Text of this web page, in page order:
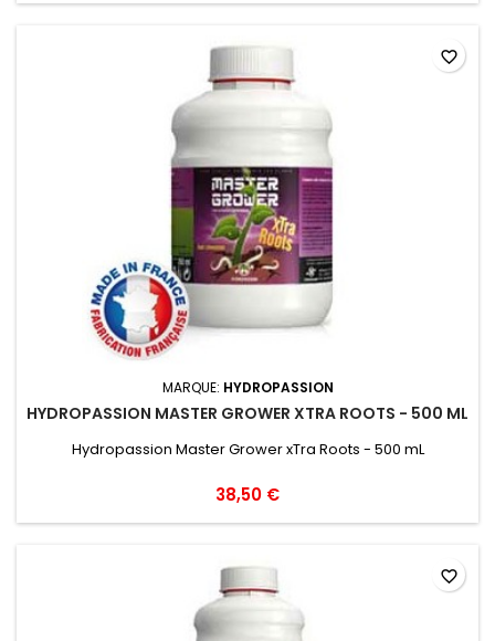
MARQUE: HYDROPASSION
HYDROPASSION MASTER GROWER XTRA ROOTS - 500 ML
Hydropassion Master Grower xTra Roots - 500 mL
38,50 €
favorite_border
favorite_border